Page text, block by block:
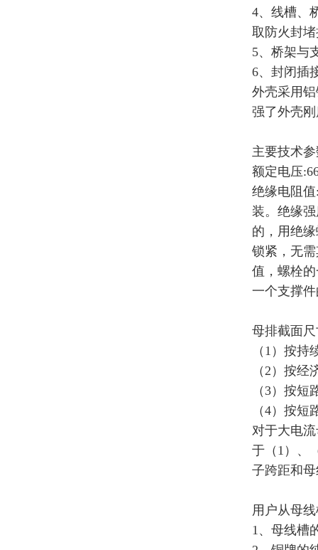
4、线槽、
取防火封
5、桥架与
6、封闭插
外壳采用
强了外壳
主要技术
额定电压
绝缘电阻
装。绝缘
的，用绝
锁紧，无
值，螺栓
一个支撑
母排截面
（1）按持
（2）按经
（3）按
（4）按
对于大电
于（1）、
子跨距和
用户从母
1、母线槽